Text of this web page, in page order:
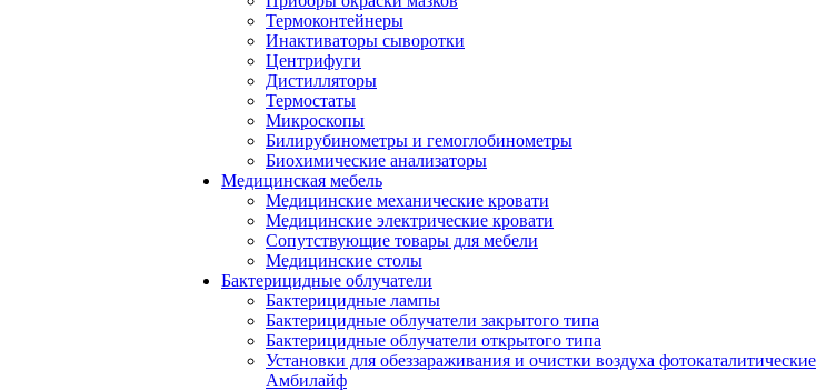
Термоконтейнеры
Инактиваторы сыворотки
Центрифуги
Дистилляторы
Термостаты
Микроскопы
Билирубинометры и гемоглобинометры
Биохимические анализаторы
Медицинская мебель
Медицинские механические кровати
Медицинские электрические кровати
Сопутствующие товары для мебели
Медицинские столы
Бактерицидные облучатели
Бактерицидные лампы
Бактерицидные облучатели закрытого типа
Бактерицидные облучатели открытого типа
Установки для обеззараживания и очистки воздуха фотокаталитические
Амбилайф